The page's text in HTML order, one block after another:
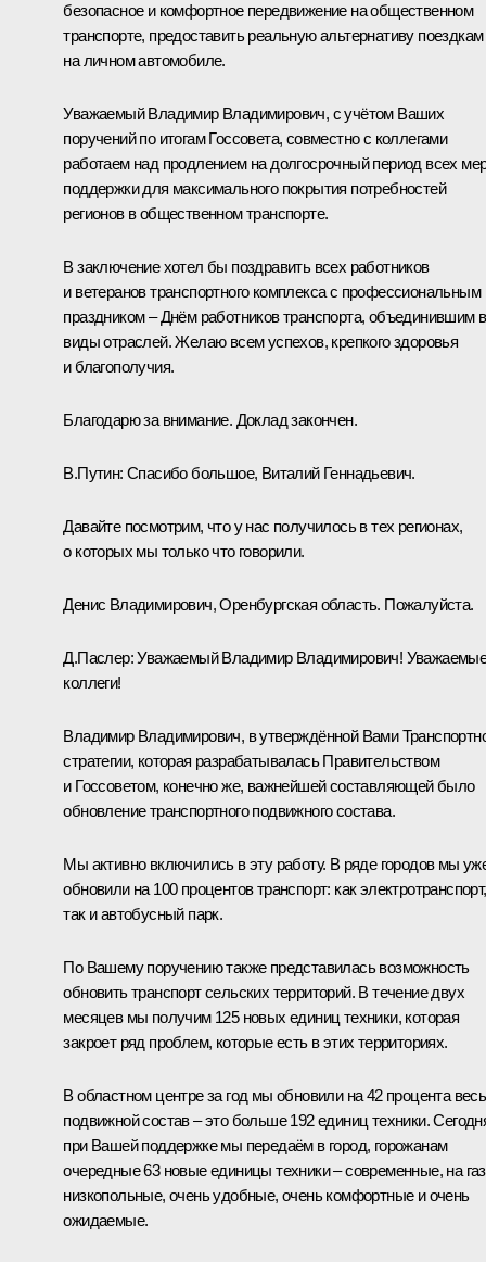
безопасное и комфортное передвижение на общественном
транспорте, предоставить реальную альтернативу поездкам
на личном автомобиле.
Уважаемый Владимир Владимирович, с учётом Ваших
поручений по итогам Госсовета, совместно с коллегами
работаем над продлением на долгосрочный период всех
поддержки для максимального покрытия потребностей
регионов в общественном транспорте.
В заключение хотел бы поздравить всех работников
и ветеранов транспортного комплекса с профессиональным
праздником – Днём работников транспорта, объединившим
виды отраслей. Желаю всем успехов, крепкого здоровья
и благополучия.
Благодарю за внимание. Доклад закончен.
В.Путин: Спасибо большое, Виталий Геннадьевич.
Давайте посмотрим, что у нас получилось в тех регионах,
о которых мы только что говорили.
Денис Владимирович, Оренбургская область. Пожалуйста.
Д.Паслер:Уважаемый Владимир Владимирович!
коллеги!
Владимир Владимирович, в утверждённой Вами
стратегии, которая разрабатывалась Правительством
и Госсоветом, конечно же, важнейшей составляющей было
обновление транспортного подвижного состава.
Мы активно включились в эту работу. В ряде городов мы
обновили на 100 процентов транспорт: как электротранспорт,
так и автобусный парк.
По Вашему поручению также представилась возможность
обновить транспорт сельских территорий. В течение двух
месяцев мы получим 125 новых единиц техники, которая
закроет ряд проблем, которые есть в этих территориях.
В областном центре за год мы обновили на 42 процента весь
подвижной состав – это больше 192 единиц техники.
при Вашей поддержке мы передаём в город, горожанам
очередные 63 новые единицы техники – современные, на
низкопольные, очень удобные, очень комфортные и очень
ожидаемые.